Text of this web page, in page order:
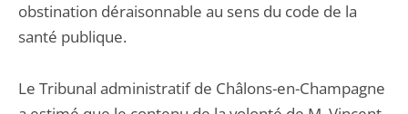
obstination déraisonnable au sens du code de la
santé publique.
Le Tribunal administratif de Châlons-en-Champagne